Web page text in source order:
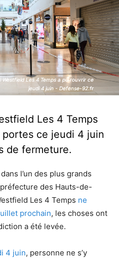
Les 4 Temps a pu rouvrir ce
jeudi 4 juin - Defense-92.fr
Les 4 Temps a pu rouvrir ce
jeudi 4 juin - Defense-92.fr
Les 4 Temps
ce jeudi 4 juin
de fermeture.
l’un des plus grands
des Hauts-de-
Les 4 Temps ne
prochain, les choses ont
a été levée.
4 juin, personne ne s’y